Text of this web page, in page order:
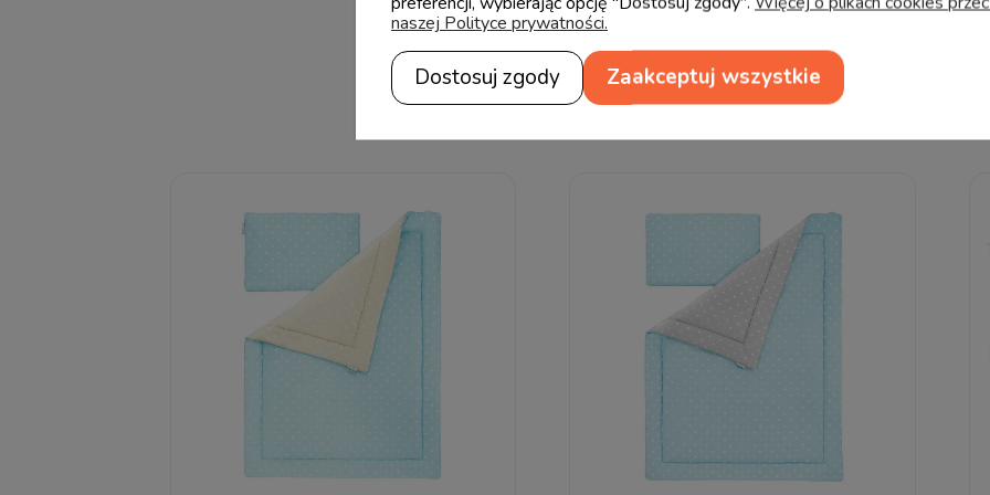
Produkty powiązane
naszej Polityce prywatności.
Dostosuj zgody Zaakceptuj wszystkie